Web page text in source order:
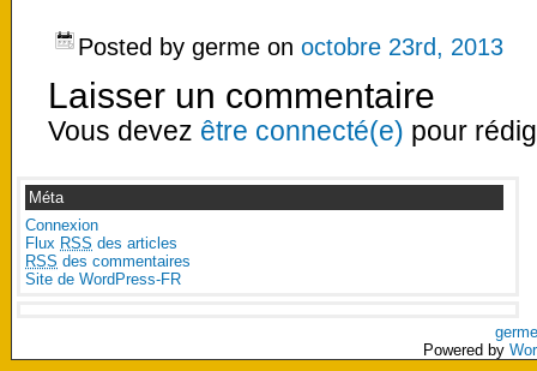
Posted by germe on octobre 23rd, 2013
Laisser un commentaire
Vous devez être connecté(e) pour
Méta
Connexion
Flux RSS des articles
RSS des commentaires
Site de WordPress-FR
Powered by